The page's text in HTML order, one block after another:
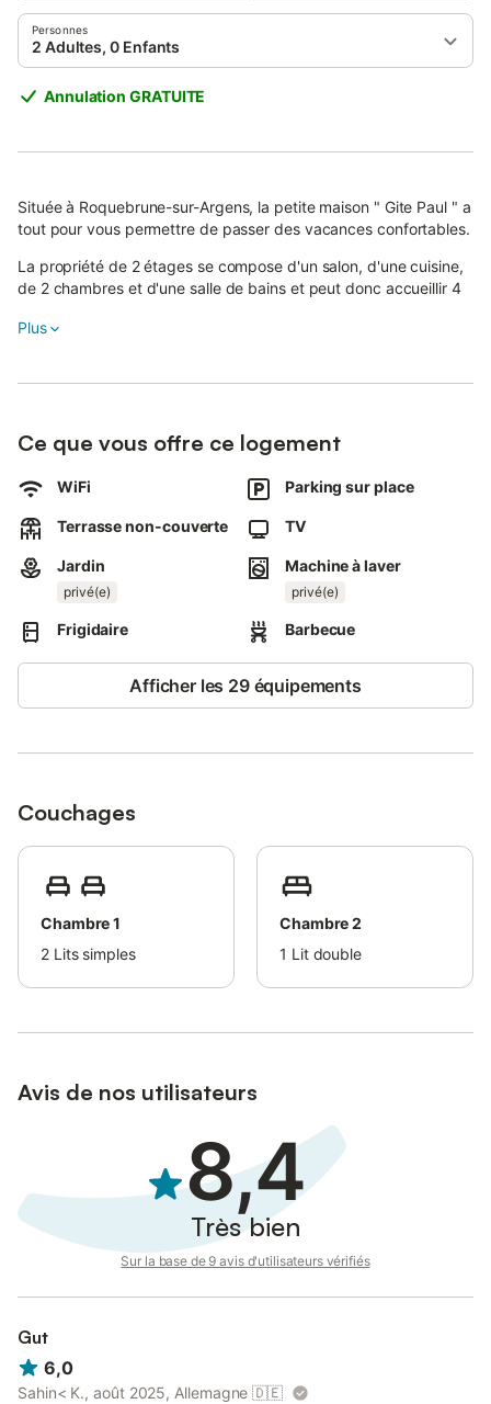
Personnes
2 Adultes, 0 Enfants
Annulation GRATUITE
Située à Roquebrune-sur-Argens, la petite maison " Gite Paul " a
tout pour vous permettre de passer des vacances confortables.
La propriété de 2 étages se compose d'un salon, d'une cuisine,
de 2 chambres et d'une salle de bains et peut donc accueillir 4
soirées de détente.
Possibilité de louer des draps et serviettes.
Les familles avec enfants sont les bienvenues.
Un maximum de 2 animaux domestiques est autorisé.
En cas de surconsommation d'électricité un forfait pourra vous
être facturé.
Plus
Ce que vous offre ce logement
WiFi Parking sur place
Terrasse non-couverte TV
Jardin
privé(e)
Machine à laver
privé(e)
Frigidaire Barbecue
Afficher les 29 équipements
Couchages
Chambre 1
2 Lits simples
Chambre 2
1 Lit double
Avis de nos utilisateurs
8,4
Très bien
Sur la base de 9 avis d'utilisateurs vérifiés
Gut
6,0
Sahin< K., août 2025, Allemagne 🇩🇪